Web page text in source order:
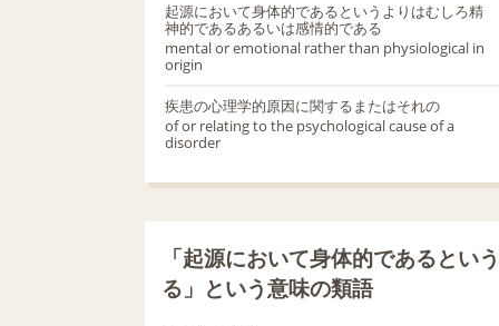
起源において身体的であるというよりはむしろ精
神的であるあるいは感情的である
mental or emotional rather than physiological in
origin
疾患の心理学的原因に関するまたはそれの
of or relating to the psychological cause of a
disorder
「起源において身体的であるとい
る」という意味の類語